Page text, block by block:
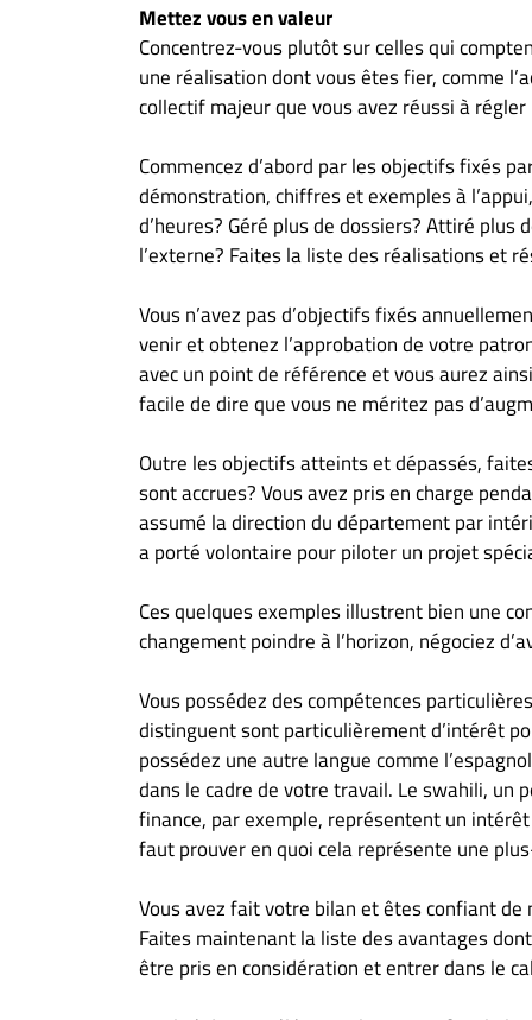
Mettez vous en valeur
Concentrez-vous plutôt sur celles qui
une réalisation dont vous êtes fier, comme
collectif majeur que vous avez réussi à régler
Commencez d’abord par les objectifs fixés
démonstration, chiffres et exemples à
d’heures? Géré plus de dossiers? Attiré plus
l’externe? Faites la liste des réalisations et
Vous n’avez pas d’objectifs fixés
venir et obtenez l’approbation de votre
avec un point de référence et vous aurez
facile de dire que vous ne méritez pas
Outre les objectifs atteints et dépassés,
sont accrues? Vous avez pris en charge
assumé la direction du département par
a porté volontaire pour piloter un projet
Ces quelques exemples illustrent bien une
changement poindre à l’horizon, négociez
Vous possédez des compétences
distinguent sont particulièrement d’intérêt
possédez une autre langue comme
dans le cadre de votre travail. Le swahili, un
finance, par exemple, représentent un
faut prouver en quoi cela représente une
Vous avez fait votre bilan et êtes confiant
Faites maintenant la liste des avantages
être pris en considération et entrer dans le